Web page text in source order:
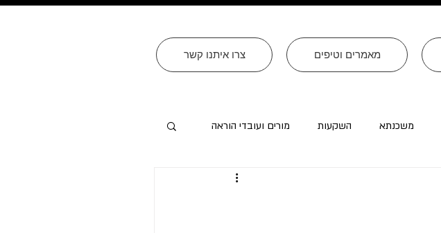
צרו איתנו קשר מאמרים וטיפים
משכנתא השקעות מורים ועובדי הוראה